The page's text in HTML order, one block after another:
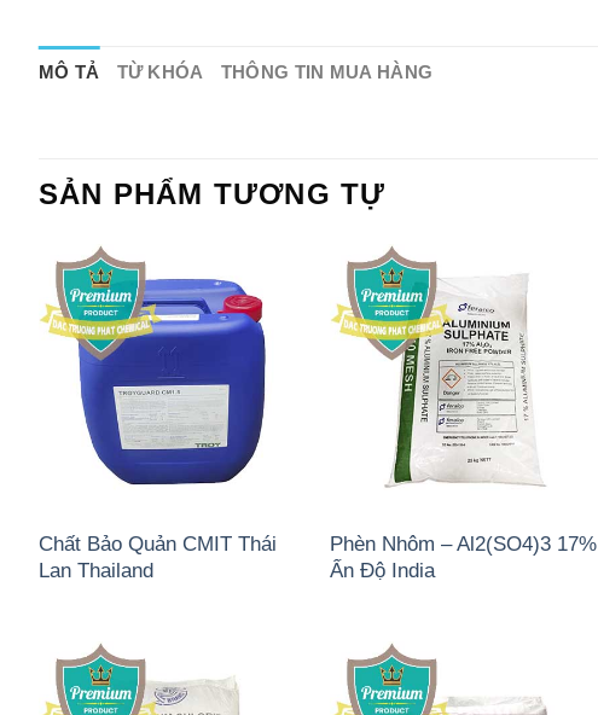
MÔ TẢ TỪ KHÓA THÔNG TIN MUA HÀNG
SẢN PHẨM TƯƠNG TỰ
Chất Bảo Quản CMIT Thái
Lan Thailand
Phèn Nhôm – Al2(SO4)3 17%
Ấn Độ India